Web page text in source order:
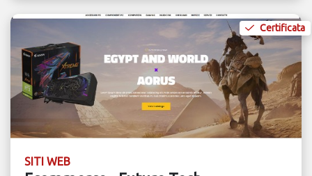
Certificata
SITI WEB